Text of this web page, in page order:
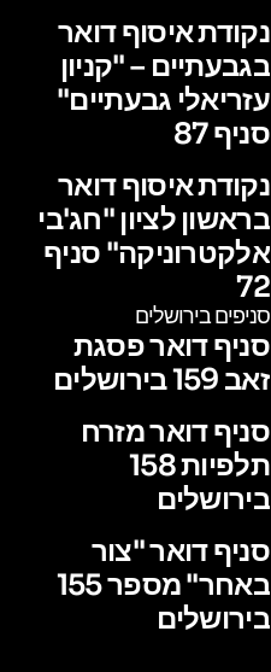
נקודת איסוף דואר
בגבעתיים – "קניון
עזריאלי גבעתיים"
סניף 87
נקודת איסוף דואר
בראשון לציון "חג'בי
אלקטרוניקה" סניף
72
סניפים בירושלים
סניף דואר פסגת
זאב 159 בירושלים
סניף דואר מזרח
תלפיות 158
בירושלים
סניף דואר "צור
באחר" מספר 155
בירושלים